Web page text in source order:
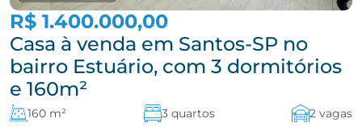
R$ 1.400.000,00
Casa à venda em Santos-SP no
bairro Estuário, com 3 dormitórios
e 160m²
160 m² 3 quartos 2 vagas